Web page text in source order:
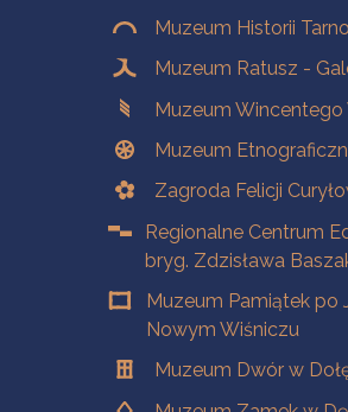
Muzeum Historii
Muzeum Ratusz -
Muzeum
Muzeum
Zagroda Felicji
Regionalne Centrum
bryg. Zdzisława
Muzeum Pamiątek po
Nowym Wiśniczu
Muzeum Dwór w